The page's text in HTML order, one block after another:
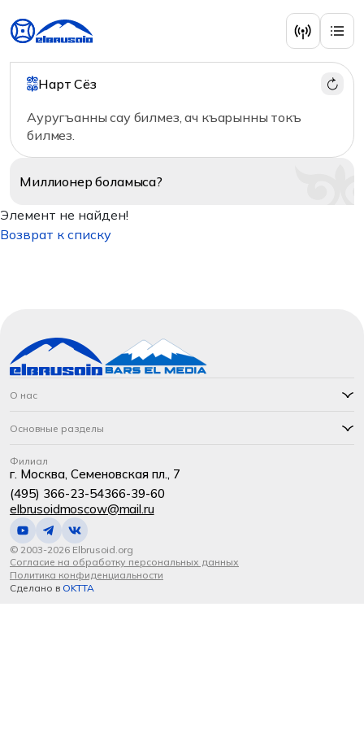
Нарт Сёз
Ауругъанны сау билмез, ач къарынны токъ
билмез.
Миллионерболамыса?
Элемент не найден!
Возврат к списку
О нас
Основные разделы
Филиал
г. Москва, Семеновская пл., 7
(495) 366-23-54366-39-60
elbrusoidmoscow@mail.ru
© 2003-2026 Elbrusoid.org
Согласие на обработку персональных данных
Политика конфиденциальности
Сделано в OKTTA